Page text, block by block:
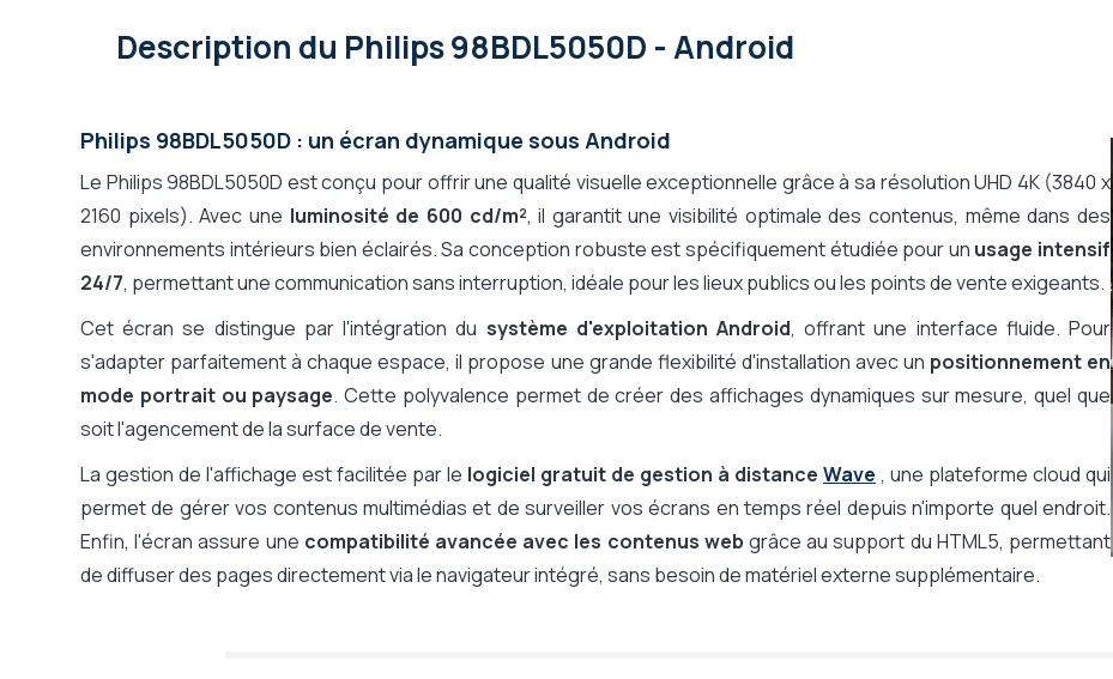
Description du Philips 98BDL5050D - Android
Philips 98BDL5050D : un écran dynamique sous Android
Le Philips 98BDL5050D est conçu pour offrir une qualité visuelle exceptionnelle grâce à sa résolution UHD 4K (3840 x
2160 pixels). Avec une luminosité de 600 cd/m², il garantit une visibilité optimale des contenus, même dans des
environnements intérieurs bien éclairés. Sa conception robuste est spécifiquement étudiée pour un usage intensif
24/7, permettant une communication sans interruption, idéale pour les lieux publics ou les points de vente exigeants.
Cet écran se distingue par l'intégration du système d'exploitation Android, offrant une interface fluide. Pour
s'adapter parfaitement à chaque espace, il propose une grande flexibilité d'installation avec un positionnement en
mode portrait ou paysage. Cette polyvalence permet de créer des affichages dynamiques sur mesure, quel que
soit l'agencement de la surface de vente.
La gestion de l'affichage est facilitée par le logiciel gratuit de gestion à distance Wave , une plateforme cloud qui
permet de gérer vos contenus multimédias et de surveiller vos écrans en temps réel depuis n'importe quel endroit.
Enfin, l'écran assure une compatibilité avancée avec les contenus web grâce au support du HTML5, permettant
de diffuser des pages directement via le navigateur intégré, sans besoin de matériel externe supplémentaire.